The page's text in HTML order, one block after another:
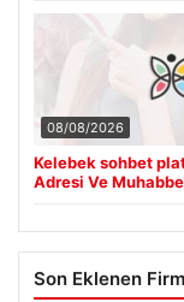
08/08/2026
Kelebek sohbet
Adresi Ve
Son Eklenen